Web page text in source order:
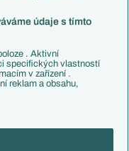
údaje s tímto
. Aktivní
specifických vlastností
v zařízení .
reklam a obsahu,